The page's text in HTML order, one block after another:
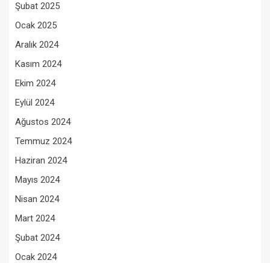
Şubat 2025
Ocak 2025
Aralık 2024
Kasım 2024
Ekim 2024
Eylül 2024
Ağustos 2024
Temmuz 2024
Haziran 2024
Mayıs 2024
Nisan 2024
Mart 2024
Şubat 2024
Ocak 2024